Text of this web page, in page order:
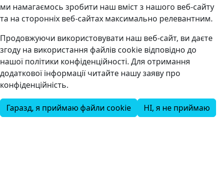
ми намагаємось зробити наш вміст з нашого веб-сайту
та на сторонніх веб-сайтах максимально релевантним.
Продовжуючи використовувати наш веб-сайт, ви даєте
згоду на використання файлів cookie відповідно до
нашої політики конфіденційності. Для отримання
додаткової інформації читайте нашу заяву про
конфіденційність.
Гаразд, я приймаю файли cookie НІ, я не приймаю